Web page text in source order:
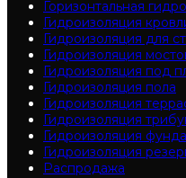
Горизонтальная
Гидроизоляция
Гидроизоляция для
Гидроизоляция
Гидроизоляция под
Гидроизоляция пола
Гидроизоляция
Гидроизоляция
Гидроизоляция
Гидроизоляция
Распродажа